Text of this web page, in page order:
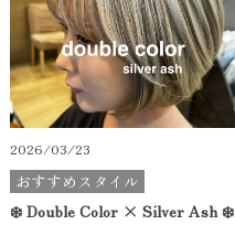
2026/03/23
おすすめスタイル
❄️ Double Color × Silver Ash ❄️